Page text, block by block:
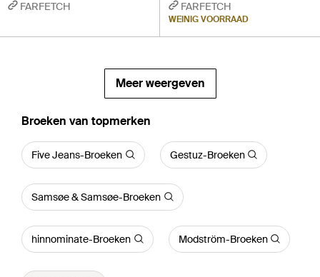
FARFETCH FARFETCH
WEINIG VOORRAAD
Meer weergeven
‪Broeken‬ van topmerken
Five Jeans-Broeken Gestuz-Broeken
Samsøe & Samsøe-Broeken
hinnominate-Broeken Modström-Broeken